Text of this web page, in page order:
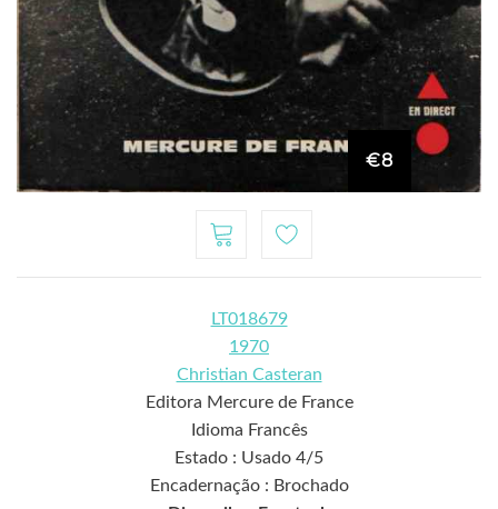
€8
LT018679
1970
Christian Casteran
Editora Mercure de France
Idioma Francês
Estado : Usado 4/5
Encadernação : Brochado